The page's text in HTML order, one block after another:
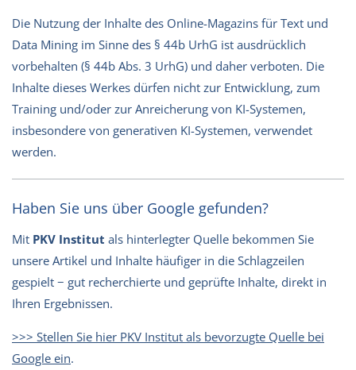
Die Nutzung der Inhalte des Online-Magazins für Text und
Data Mining im Sinne des § 44b UrhG ist ausdrücklich
vorbehalten (§ 44b Abs. 3 UrhG) und daher verboten. Die
Inhalte dieses Werkes dürfen nicht zur Entwicklung, zum
Training und/oder zur Anreicherung von KI-Systemen,
insbesondere von generativen KI-Systemen, verwendet
werden.
Haben Sie uns über Google gefunden?
Mit PKV Institut als hinterlegter Quelle bekommen Sie
unsere Artikel und Inhalte häufiger in die Schlagzeilen
gespielt − gut recherchierte und geprüfte Inhalte, direkt in
Ihren Ergebnissen.
>>> Stellen Sie hier PKV Institut als bevorzugte Quelle bei
Google ein.